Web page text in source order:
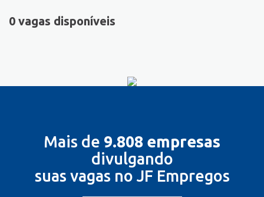
0 vagas disponíveis
Mais de 9.808 empresas
divulgando
suas vagas no JF Empregos